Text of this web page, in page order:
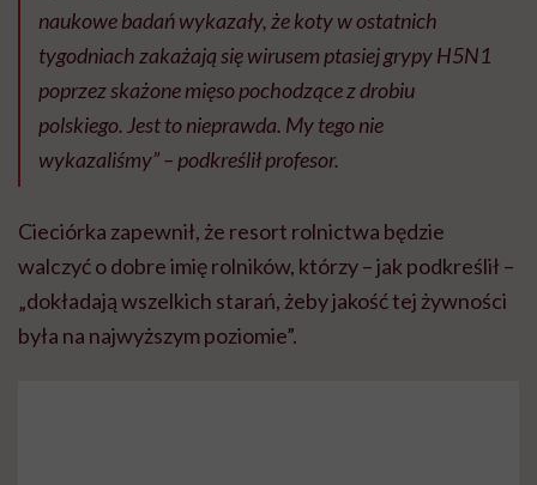
naukowe badań wykazały, że koty w ostatnich
tygodniach zakażają się wirusem ptasiej grypy H5N1
poprzez skażone mięso pochodzące z drobiu
polskiego. Jest to nieprawda. My tego nie
wykazaliśmy” – podkreślił profesor.
Cieciórka zapewnił, że resort rolnictwa będzie
walczyć o dobre imię rolników, którzy – jak podkreślił –
„dokładają wszelkich starań, żeby jakość tej żywności
była na najwyższym poziomie”.